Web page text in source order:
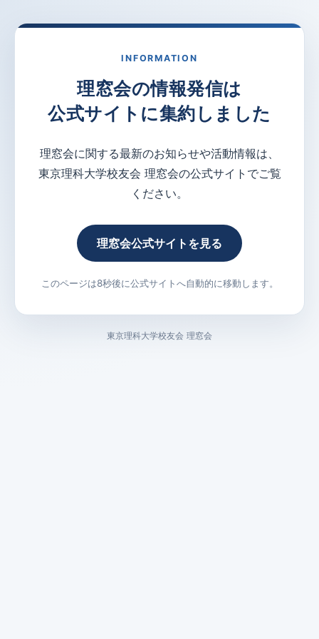
INFORMATION
理窓会の情報発信は
公式サイトに集約しました
理窓会に関する最新のお知らせや活動情報は、
東京理科大学校友会 理窓会の公式サイトでご覧
ください。
理窓会公式サイトを見る
このページは8秒後に公式サイトへ自動的に移動します。
東京理科大学校友会 理窓会